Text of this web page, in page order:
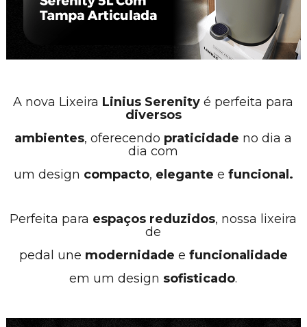
A nova Lixeira Linius Serenityé perfeita para
diversos
ambientes, oferecendo praticidade no dia a
dia com
um design compacto, elegante e funcional.
Perfeita para espaços reduzidos, nossa lixeira
de
pedal une modernidade e funcionalidade
em um design sofisticado.